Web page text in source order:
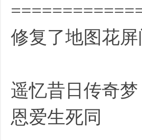
修复了地图花
遥忆昔日传奇
恩爱生死同